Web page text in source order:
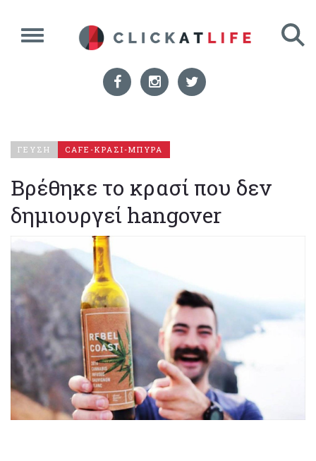
ΓΕΥΣΗ CAFE-ΚΡΑΣΙ-ΜΠΥΡΑ
Βρέθηκε το κρασί που δεν
δημιουργεί hangover